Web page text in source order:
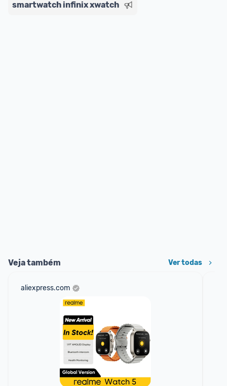
smartwatch infinix xwatch
Veja também Ver todas
aliexpress.com